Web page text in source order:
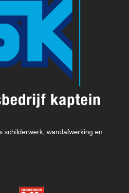
schilderwerk, wandafwerking en